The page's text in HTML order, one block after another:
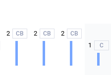
2 СВ 2 СВ 2 СВ
1 С